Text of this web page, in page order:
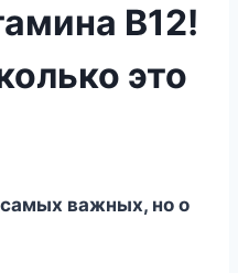
B12!
это
важных, но о